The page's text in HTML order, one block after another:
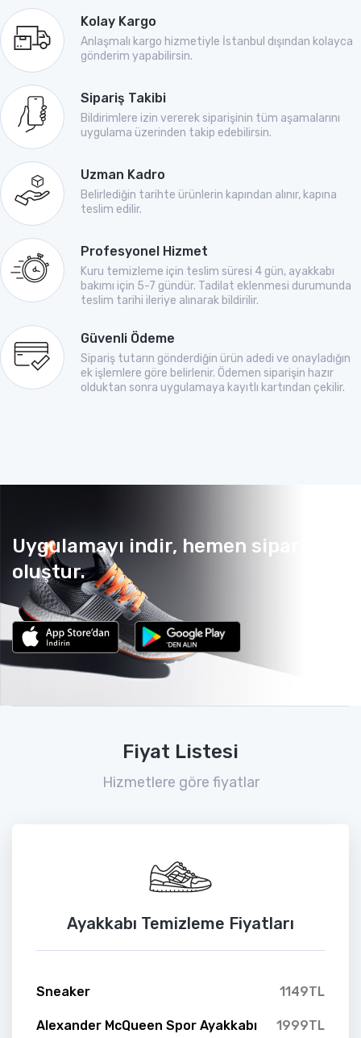
Kolay Kargo
Anlaşmalı kargo hizmetiyle İstanbul dışından kolayca
gönderim yapabilirsin.
Sipariş Takibi
Bildirimlere izin vererek siparişinin tüm aşamalarını
uygulama üzerinden takip edebilirsin.
Uzman Kadro
Belirlediğin tarihte ürünlerin kapından alınır, kapına
teslim edilir.
Profesyonel Hizmet
Kuru temizleme için teslim süresi 4 gün, ayakkabı
bakımı için 5-7 gündür. Tadilat eklenmesi durumunda
teslim tarihi ileriye alınarak bildirilir.
Güvenli Ödeme
Sipariş tutarın gönderdiğin ürün adedi ve onayladığın
ek işlemlere göre belirlenir. Ödemen siparişin hazır
olduktan sonra uygulamaya kayıtlı kartından çekilir.
Uygulamayı indir, hemen sipariş
oluştur.
Fiyat Listesi
Hizmetlere göre fiyatlar
Ayakkabı Temizleme Fiyatları
Sneaker 1149TL
Alexander McQueen Spor Ayakkabı 1999TL